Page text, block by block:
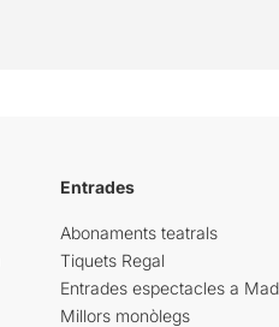
Entrades
Abonaments teatrals
Tiquets Regal
Entrades espectacles a
Millors monòlegs